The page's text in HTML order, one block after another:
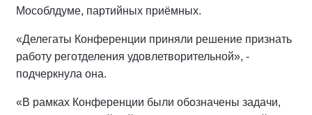
Мособлдуме, партийных приёмных.
«Делегаты Конференции приняли решение признать
работу реготделения удовлетворительной», -
подчеркнула она.
«В рамках Конференции были обозначены задачи,